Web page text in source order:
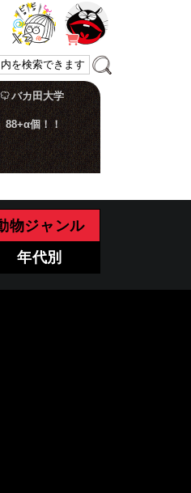
バカ田大学
88+α個！！
物ジャンル
年代別